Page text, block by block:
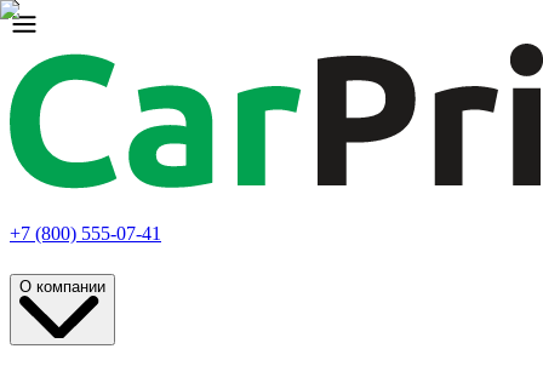
+7 (800) 555-07-41
О компании